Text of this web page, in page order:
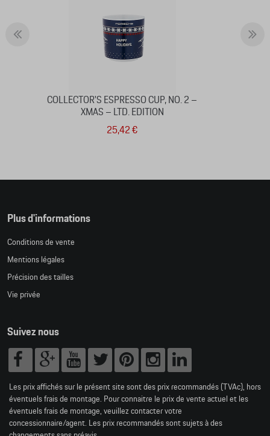
COLLECTOR'S ESPRESSO CUP, NO. 2 –
XMAS – LTD. EDITION
25,42 €
Plus d'informations
Conditions de vente
Mentions légales
Précision des tailles
Vie privée
Suivez nous
Les prix affichés sur le présent site sont des prix recommandés (TVAc), hors
éventuels frais de montage. Pour connaitre le prix de vente actuel et les
éventuels frais de montage, veuillez contacter votre
concessionnaire/agent. Les prix recommandés sont sujets à des